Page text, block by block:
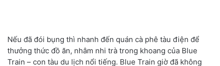
Nếu đã đói bụng thì nhanh đến quán cà phê tàu điện để
thưởng thức đồ ăn, nhâm nhi trà trong khoang của Blue
Train – con tàu du lịch nổi tiếng. Blue Train giờ đã không